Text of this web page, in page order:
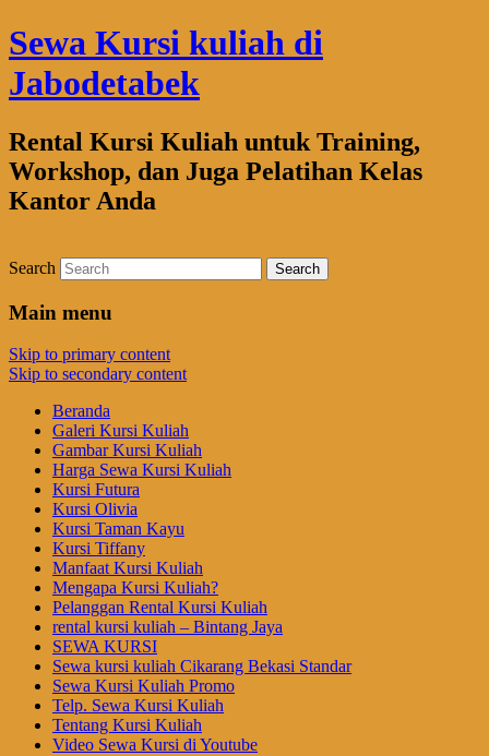
Sewa Kursi kuliah di
Jabodetabek
Rental Kursi Kuliah untuk Training,
Workshop, dan Juga Pelatihan Kelas
Kantor Anda
Search
Main menu
Skip to primary content
Skip to secondary content
Beranda
Galeri Kursi Kuliah
Gambar Kursi Kuliah
Harga Sewa Kursi Kuliah
Kursi Futura
Kursi Olivia
Kursi Taman Kayu
Kursi Tiffany
Manfaat Kursi Kuliah
Mengapa Kursi Kuliah?
Pelanggan Rental Kursi Kuliah
rental kursi kuliah – Bintang Jaya
SEWA KURSI
Sewa kursi kuliah Cikarang Bekasi Standar
Sewa Kursi Kuliah Promo
Telp. Sewa Kursi Kuliah
Tentang Kursi Kuliah
Video Sewa Kursi di Youtube